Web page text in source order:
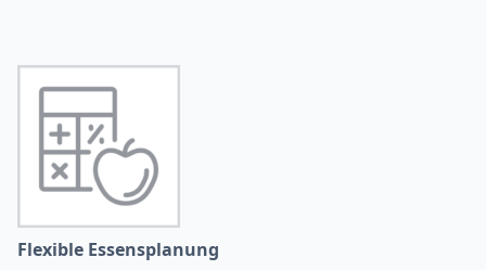
Flexible Essensplanung